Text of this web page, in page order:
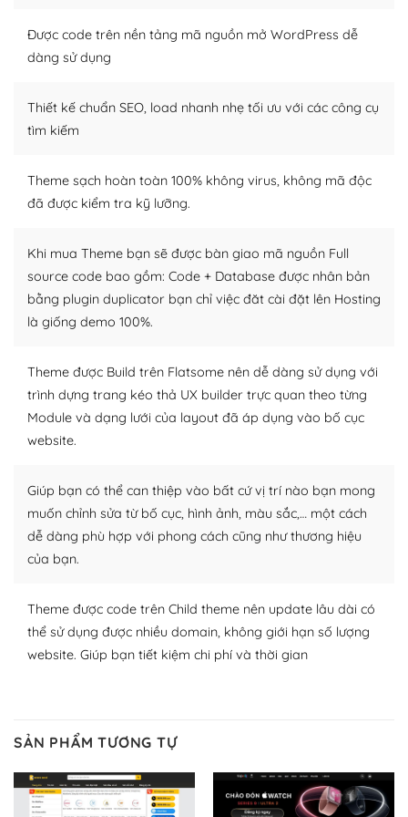
Nếu bạn có các kỹ thuật cơ bản với một theme được
Dễ dàng tùy chỉnh trên WordPress
– Sở hữu một cộng đồng lớn, sẵn sàng hỗ trợ
WordPress là nơi lưu trữ cho một diễn đàn cộng đồng
người cuồng tín WordPress.
Nếu bạn gặp khó khăn, bạn có thể lên mạng và tìm
kiếm những cộng đồng WordPress, họ sẽ giúp bạn trả
lời, giải đáp vấn đề của bạn.
Cộng đồng sử dụng WordPress sẵn sàng hỗ trợ bạn
– Đa dạng plugin và themes
Plugin mở rộng là thành phần cài đặt thêm vào
nhiều plugin trả phí hoặc miễn phí.
Nhờ lượng người dùng đông đảo, thư viện themes và
plugin của WordPress rất phong phú. Bạn có thể thỏa
WordPress đa dạng plugin và themes
dàng thiết lập vì thực tế nó đã cung cấp khoảng 60%
toàn bộ web.
Và bạn có toàn quyền tự do khi quyết định nơi lưu trữ
trang web WordPress của bạn.
Được code trên nền tảng mã nguồn mở WordPress dễ
dàng sử dụng
Thiết kế chuẩn SEO, load nhanh nhẹ tối ưu với các công cụ
tìm kiếm
Theme sạch hoàn toàn 100% không virus, không mã độc
đã được kiểm tra kỹ lưỡng.
Khi mua Theme bạn sẽ được bàn giao mã nguồn Full
source code bao gồm: Code + Database được nhân bản
bằng plugin duplicator bạn chỉ việc đăt cài đặt lên Hosting
là giống demo 100%.
Theme được Build trên Flatsome nên dễ dàng sử dụng với
trình dựng trang kéo thả UX builder trực quan theo từng
Module và dạng lưới của layout đã áp dụng vào bố cục
website.
Giúp bạn có thể can thiệp vào bất cứ vị trí nào bạn mong
muốn chỉnh sửa từ bố cục, hình ảnh, màu sắc,… một cách
dễ dàng phù hợp với phong cách cũng như thương hiệu
của bạn.
Theme được code trên Child theme nên update lâu dài có
thể sử dụng được nhiều domain, không giới hạn số lượng
website. Giúp bạn tiết kiệm chi phí và thời gian
SẢN PHẨM TƯƠNG TỰ